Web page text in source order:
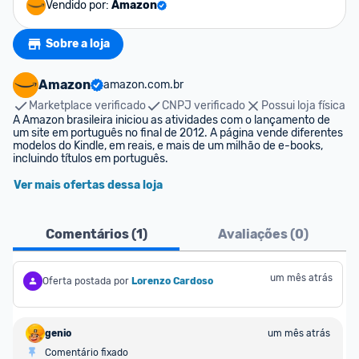
Vendido por: Amazon
Sobre a loja
Amazon
amazon.com.br
Marketplace verificado
CNPJ verificado
Possui loja física
A Amazon brasileira iniciou as atividades com o lançamento de
um site em português no final de 2012. A página vende diferentes
modelos do Kindle, em reais, e mais de um milhão de e-books,
incluindo títulos em português.
Ver mais ofertas dessa loja
Comentários (1) Avaliações (0)
Oferta postada por Lorenzo Cardoso um mês atrás
genio
um mês atrás
Comentário fixado